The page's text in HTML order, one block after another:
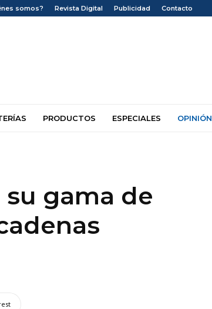
somos? Revista Digital Publicidad Contacto
PRODUCTOS ESPECIALES OPINIÓN
gama de